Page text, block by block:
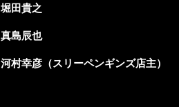
堀田貴之
真島辰也
河村幸彦（スリーペンギンズ店主）